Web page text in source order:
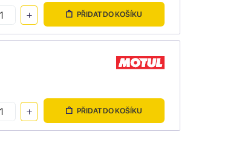
PŘIDAT DO KOŠÍKU
PŘIDAT DO KOŠÍKU